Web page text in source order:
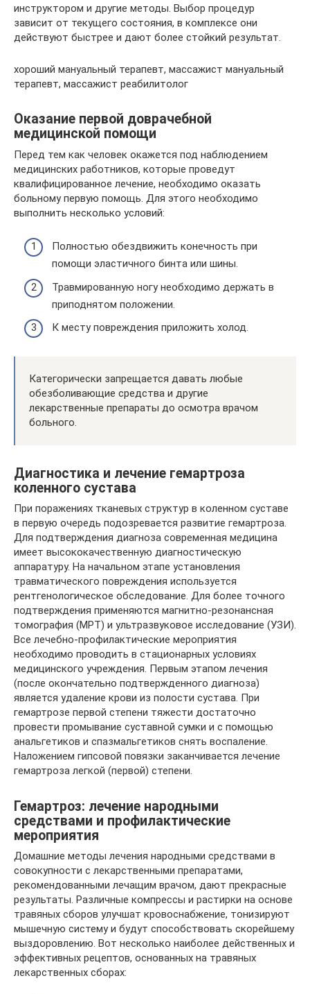
инструктором и другие методы. Выбор процедур
зависит от текущего состояния, в комплексе они
действуют быстрее и дают более стойкий результат.
хороший мануальный терапевт, массажист мануальный
терапевт, массажист реабилитолог
Оказание первой доврачебной
медицинской помощи
Перед тем как человек окажется под наблюдением
медицинских работников, которые проведут
квалифицированное лечение, необходимо оказать
больному первую помощь. Для этого необходимо
выполнить несколько условий:
Полностью обездвижить конечность при
помощи эластичного бинта или шины.
Травмированную ногу необходимо держать в
приподнятом положении.
К месту повреждения приложить холод.
Категорически запрещается давать любые
обезболивающие средства и другие
лекарственные препараты до осмотра врачом
больного.
Диагностика и лечение гемартроза
коленного сустава
При поражениях тканевых структур в коленном суставе
в первую очередь подозревается развитие гемартроза.
Для подтверждения диагноза современная медицина
имеет высококачественную диагностическую
аппаратуру. На начальном этапе установления
травматического повреждения используется
рентгенологическое обследование. Для более точного
подтверждения применяются магнитно-резонансная
томография (МРТ) и ультразвуковое исследование (УЗИ).
Все лечебно-профилактические мероприятия
необходимо проводить в стационарных условиях
медицинского учреждения. Первым этапом лечения
(после окончательно подтвержденного диагноза)
является удаление крови из полости сустава. При
гемартрозе первой степени тяжести достаточно
провести промывание суставной сумки и с помощью
анальгетиков и спазмальгетиков снять воспаление.
Наложением гипсовой повязки заканчивается лечение
гемартроза легкой (первой) степени.
Гемартроз: лечение народными
средствами и профилактические
мероприятия
Домашние методы лечения народными средствами в
совокупности с лекарственными препаратами,
рекомендованными лечащим врачом, дают прекрасные
результаты. Различные компрессы и растирки на основе
травяных сборов улучшат кровоснабжение, тонизируют
мышечную систему и будут способствовать скорейшему
выздоровлению. Вот несколько наиболее действенных и
эффективных рецептов, основанных на травяных
лекарственных сборах: